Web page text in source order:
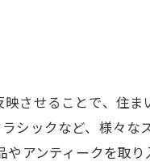
させることで、住
シックなど、様々な
アンティークを取